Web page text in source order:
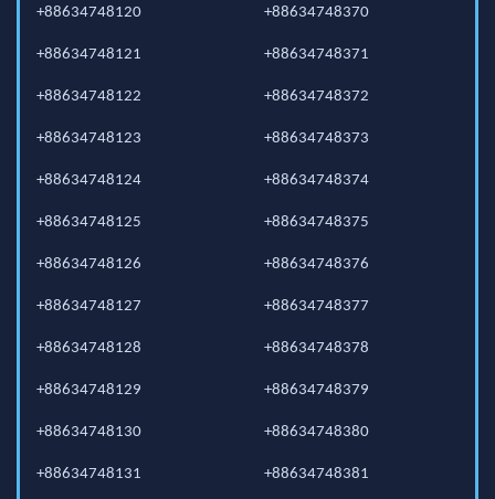
+88634748120
+88634748121
+88634748122
+88634748123
+88634748124
+88634748125
+88634748126
+88634748127
+88634748128
+88634748129
+88634748130
+88634748131
+88634748370
+88634748371
+88634748372
+88634748373
+88634748374
+88634748375
+88634748376
+88634748377
+88634748378
+88634748379
+88634748380
+88634748381